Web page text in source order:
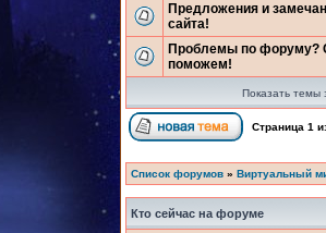
Предложения и
сайта!
Проблемы по форуму?
поможем!
Показать темы
Страница 1
Список форумов » Виртуальный
Кто сейчас на форуме